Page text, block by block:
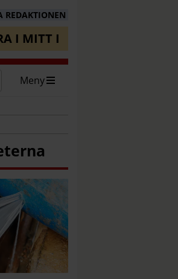
REDAKTIONEN
I MITT I
Meny